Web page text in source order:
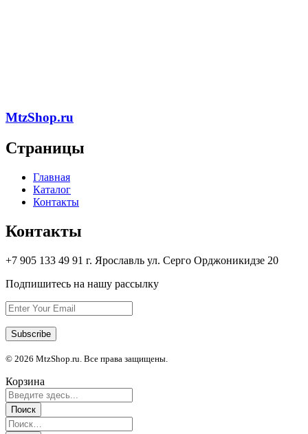
MtzShop.ru
Страницы
Главная
Каталог
Контакты
Контакты
+7 905 133 49 91 г. Ярославль ул. Серго Орджоникидзе 20
Подпишитесь на нашу рассылку
© 2026 MtzShop.ru. Все права защищены.
Корзина